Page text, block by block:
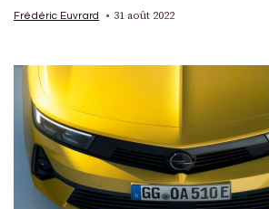
Frédéric Euvrard 31 août 2022